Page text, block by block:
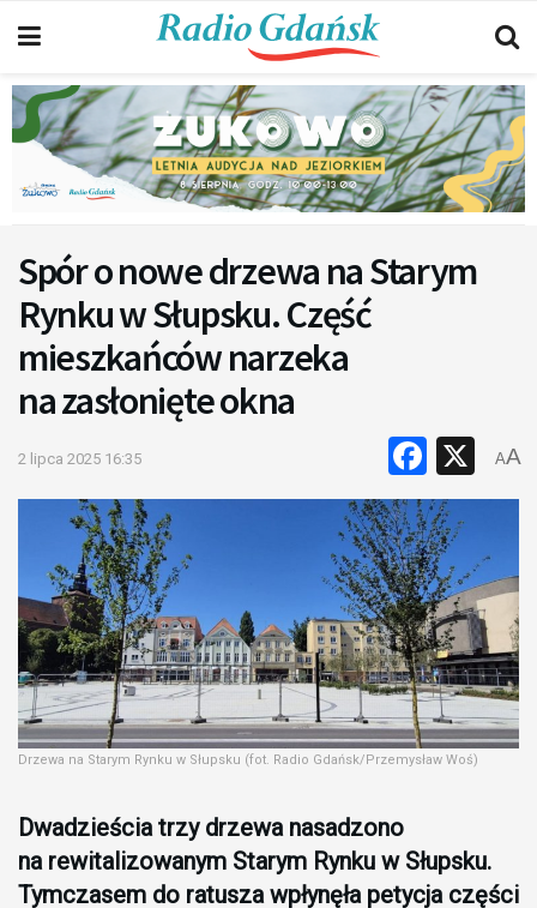
Spór o nowe drzewa na Starym
Rynku w Słupsku. Część
mieszkańców narzeka
na zasłonięte okna
2 lipca 2025 16:35 X
AA
Drzewa na Starym Rynku w Słupsku (fot. Radio Gdańsk/Przemysław Woś)
Dwadzieścia trzy drzewa nasadzono
na rewitalizowanym Starym Rynku w Słupsku.
Tymczasem do ratusza wpłynęła petycja części